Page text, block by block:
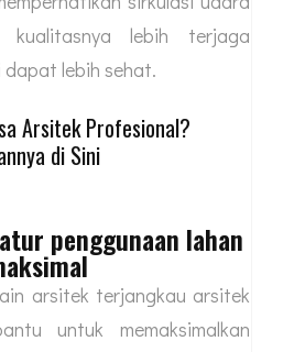
aman dan nyaman. Anda
soal privasi rumah
diganggu orang serta bisa
keamanan. Selain itu
sirkulasi udara
Arsitek Profesional?
di Sini